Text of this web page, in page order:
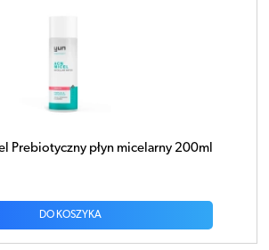
Prebiotyczny płyn micelarny 200ml
DO KOSZYKA